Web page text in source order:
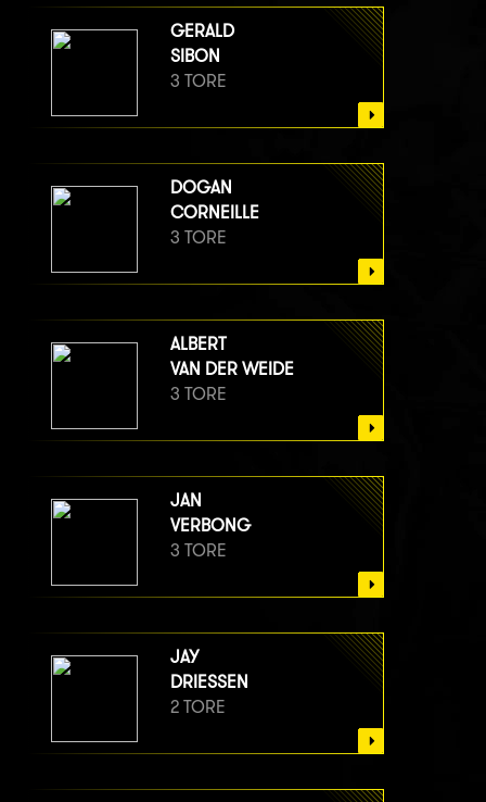
GERALD
SIBON
3 TORE
DOGAN
CORNEILLE
3 TORE
ALBERT
VAN DER WEIDE
3 TORE
JAN
VERBONG
3 TORE
JAY
DRIESSEN
2 TORE